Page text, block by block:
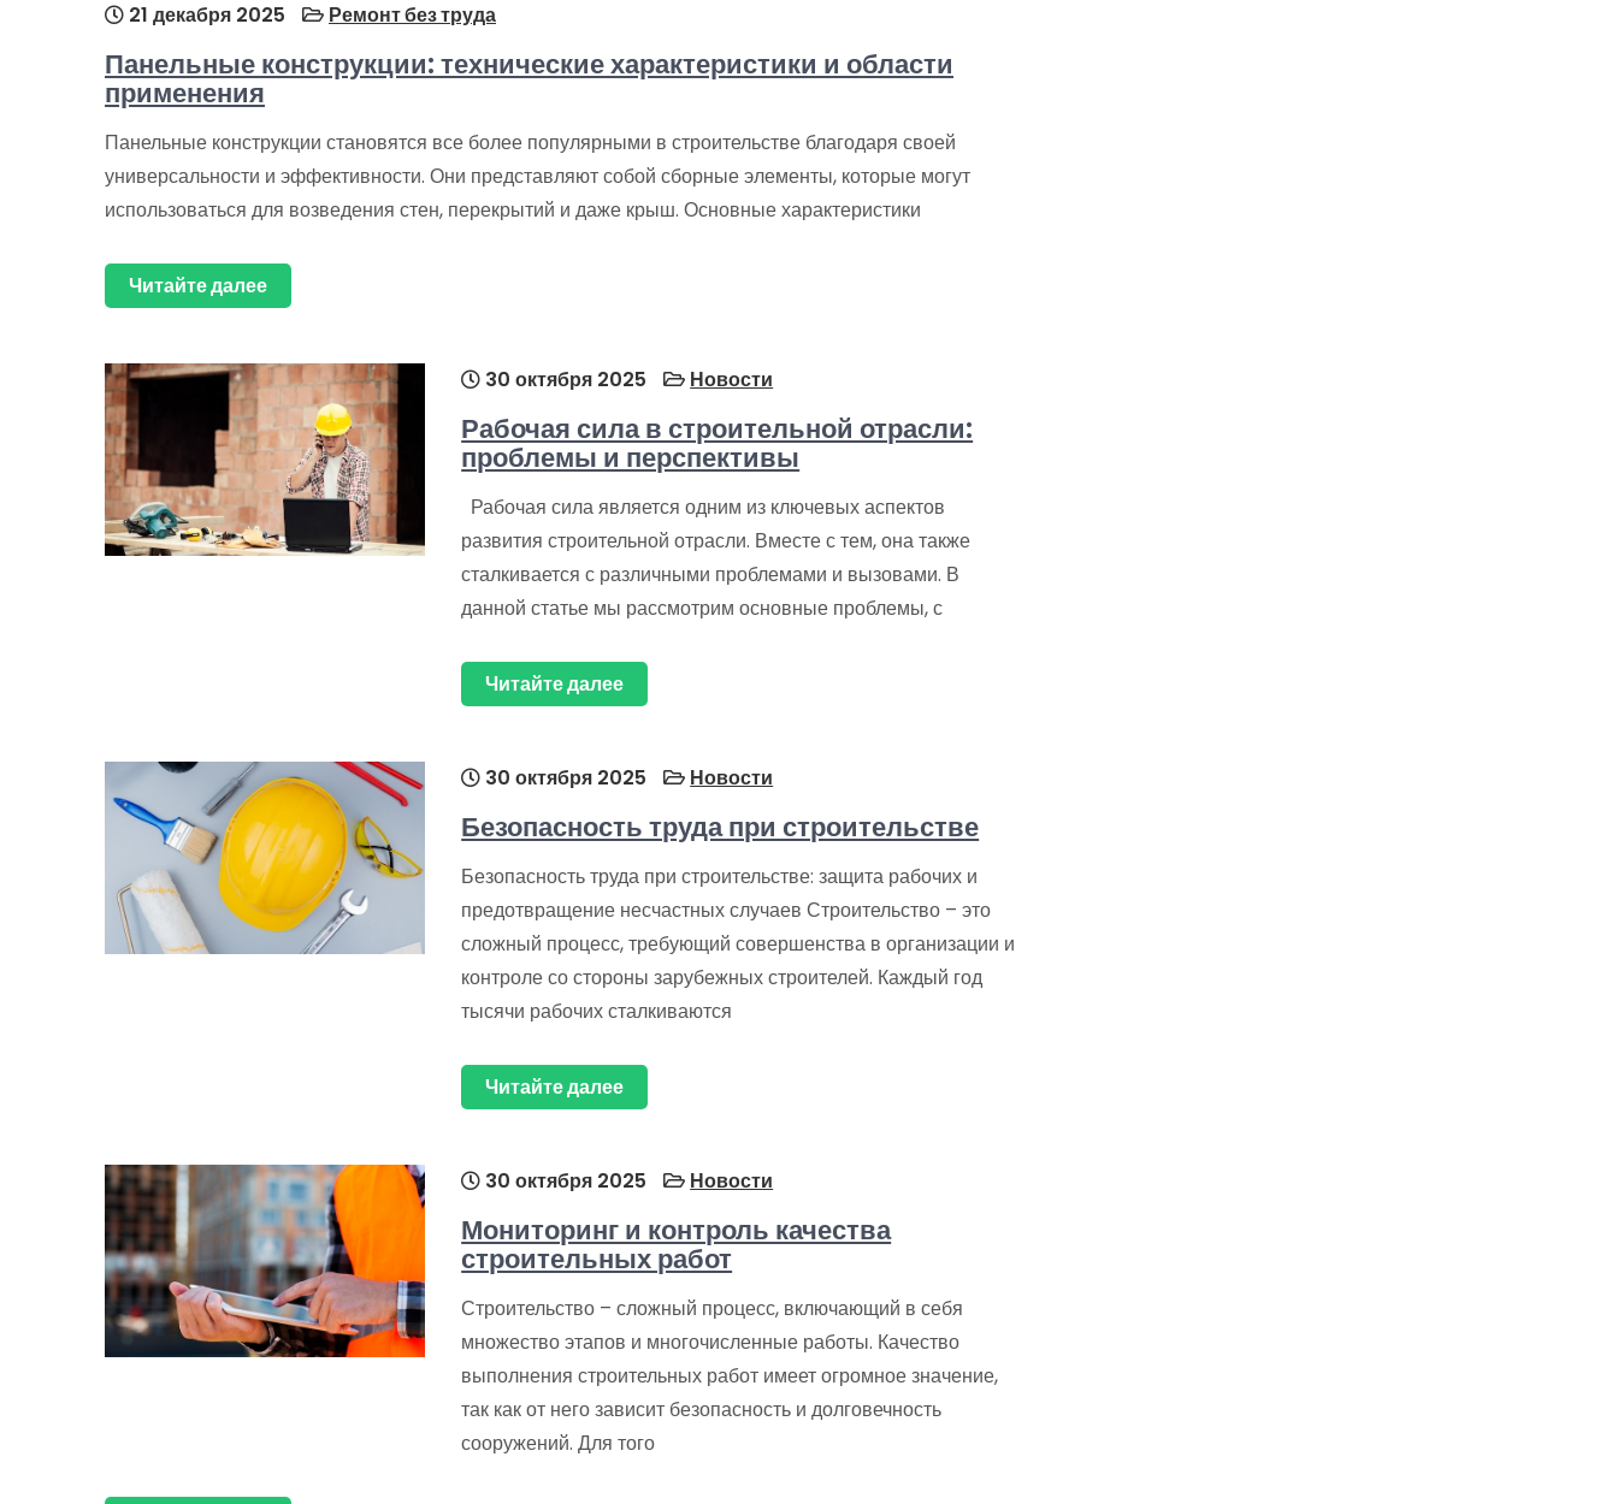
21 декабря 2025 Ремонт без труда
Панельные конструкции: технические характеристики и области
применения
Панельные конструкции становятся все более популярными в строительстве благодаря своей
универсальности и эффективности. Они представляют собой сборные элементы, которые могут
использоваться для возведения стен, перекрытий и даже крыш. Основные характеристики
Читайте далее
30 октября 2025 Новости
Рабочая сила в строительной отрасли:
проблемы и перспективы
Рабочая сила является одним из ключевых аспектов
развития строительной отрасли. Вместе с тем, она также
сталкивается с различными проблемами и вызовами. В
данной статье мы рассмотрим основные проблемы, с
Читайте далее
30 октября 2025 Новости
Безопасность труда при строительстве
Безопасность труда при строительстве: защита рабочих и
предотвращение несчастных случаев Строительство – это
сложный процесс, требующий совершенства в организации и
контроле со стороны зарубежных строителей. Каждый год
тысячи рабочих сталкиваются
Читайте далее
30 октября 2025 Новости
Мониторинг и контроль качества
строительных работ
Строительство – сложный процесс, включающий в себя
множество этапов и многочисленные работы. Качество
выполнения строительных работ имеет огромное значение,
так как от него зависит безопасность и долговечность
сооружений. Для того